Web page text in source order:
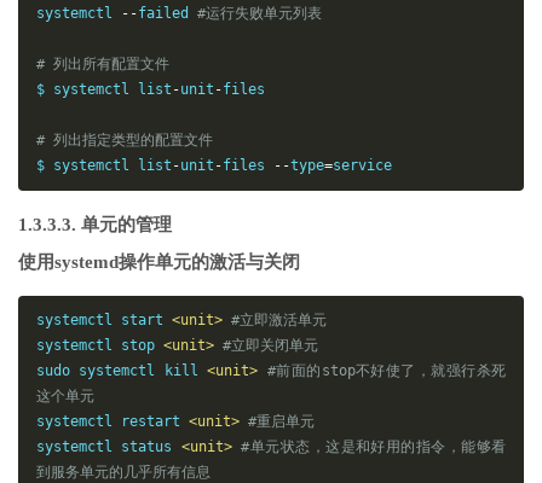
systemctl
--failed #运行失败单元列表
# 列出所有配置文件
$ systemctl list -unit -files
# 列出指定类型的配置文件
$ systemctl list -unit -files --type=service
1.3.3.3. 单元的管理
使用systemd操作单元的激活与关闭
systemctl start <unit> #立即激活单元
systemctl stop <unit> #立即关闭单元
sudo systemctl
kill <unit> #前面的stop不好使了，就强行杀死
这个单元
systemctl restart <unit> #重启单元
systemctl status <unit> #单元状态，这是和好用的指令，能够看
到服务单元的几乎所有信息